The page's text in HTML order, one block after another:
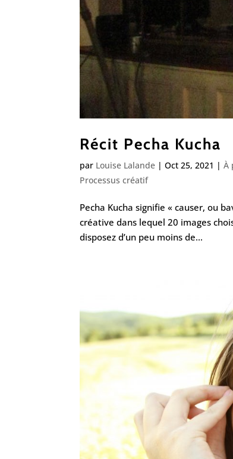
Récit Pecha Kucha
par Louise Lalande |Oct 25, 2021 |À
Processus créatif
Pecha Kucha signifie « causer, ou
créative dans lequel 20 images
disposez d’un peu moins de...